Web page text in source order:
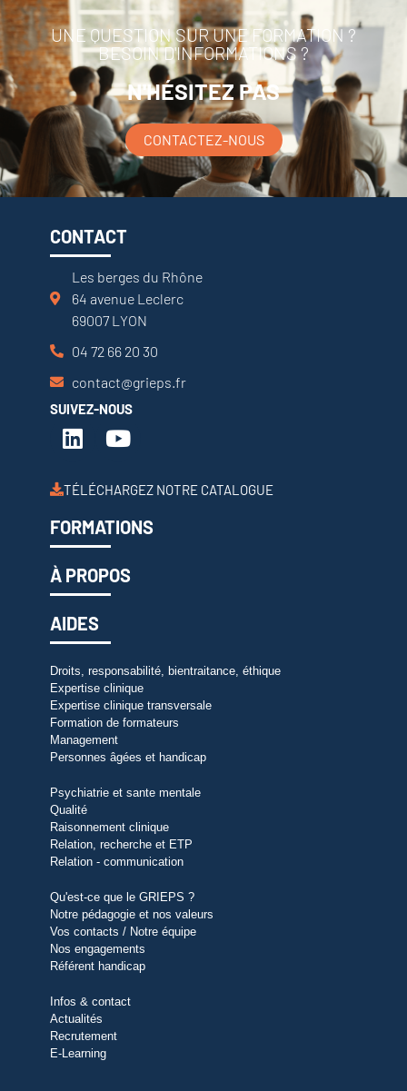
UNE QUESTION SUR UNE FORMATION ?
BESOIN D'INFORMATIONS ?
N'HÉSITEZ PAS
CONTACTEZ-NOUS
CONTACT
Les berges du Rhône
64 avenue Leclerc
69007 LYON
04 72 66 20 30
contact@grieps.fr
SUIVEZ-NOUS
TÉLÉCHARGEZ NOTRE CATALOGUE
FORMATIONS
À PROPOS
AIDES
Droits, responsabilité, bientraitance, éthique
Expertise clinique
Expertise clinique transversale
Formation de formateurs
Management
Personnes âgées et handicap
Psychiatrie et sante mentale
Qualité
Raisonnement clinique
Relation, recherche et ETP
Relation - communication
Qu'est-ce que le GRIEPS ?
Notre pédagogie et nos valeurs
Vos contacts / Notre équipe
Nos engagements
Référent handicap
Infos & contact
Actualités
Recrutement
E-Learning